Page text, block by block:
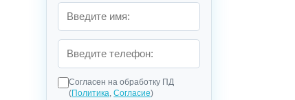
Согласен на обработку ПД
(Политика,Согласие)